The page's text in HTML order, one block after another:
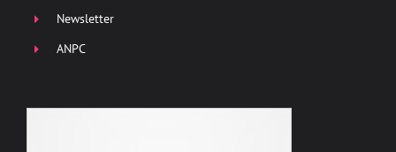
Newsletter
ANPC